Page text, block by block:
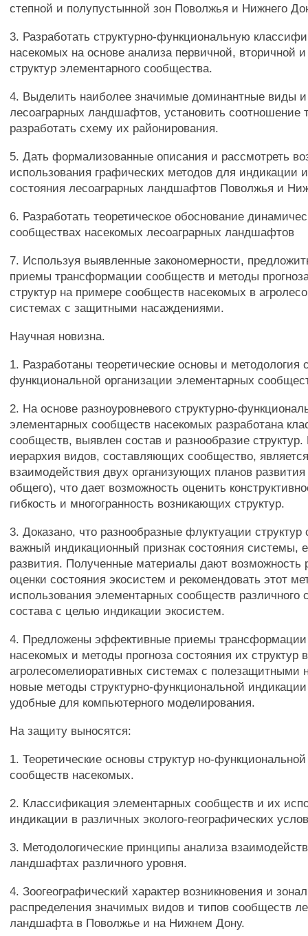
степной и полупустынной зон Поволжья и Нижнего
3. Разработать структурно-функциональную
насекомых на основе анализа первичной, вторичной
структур элементарного сообщества.
4. Выделить наиболее значимые доминантные виды
лесоаграрных ландшафтов, установить соотношение
разработать схему их районирования.
5. Дать формализованные описания и рассмотреть
использования графических методов для индикации
состояния лесоаграрных ландшафтов Поволжья и
6. Разработать теоретическое обоснование
сообществах насекомых лесоаграрных ландшафтов
7. Используя выявленные закономерности,
приемы трансформации сообществ и методы
структур на примере сообществ насекомых в
системах с защитными насаждениями.
Научная новизна.
1. Разработаны теоретические основы и методология
функциональной организации элементарных
2. На основе разноуровневого структурно-
элементарных сообществ насекомых разработана
сообществ, выявлен состав и разнообразие структур.
иерархия видов, составляющих сообщество,
взаимодействия двух организующих планов развития
общего), что дает возможность оценить
гибкость и многогранность возникающих структур.
3. Доказано, что разнообразные флуктуации
важный индикационный признак состояния системы,
развития. Полученные материалы дают возможность
оценки состояния экосистем и рекомендовать этот
использования элементарных сообществ различного
состава с целью индикации экосистем.
4. Предложены эффективные приемы
насекомых и методы прогноза состояния их структур в
агролесомелиоративных системах с полезащитными
новые методы структурно-функциональной
удобные для компьютерного моделирования.
На защиту выносятся:
1. Теоретические основы структур но-
сообществ насекомых.
2. Классификация элементарных сообществ и их
индикации в различных эколого-географических
3. Методологические принципы анализа
ландшафтах различного уровня.
4. Зоогеографический характер возникновения и
распределения значимых видов и типов сообществ
ландшафта в Поволжье и на Нижнем Дону.